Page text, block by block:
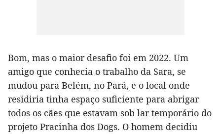
Bom, mas o maior desafio foi em 2022. Um
amigo que conhecia o trabalho da Sara, se
mudou para Belém, no Pará, e o local onde
residiria tinha espaço suficiente para abrigar
todos os cães que estavam sob lar temporário do
projeto Pracinha dos Dogs. O homem decidiu